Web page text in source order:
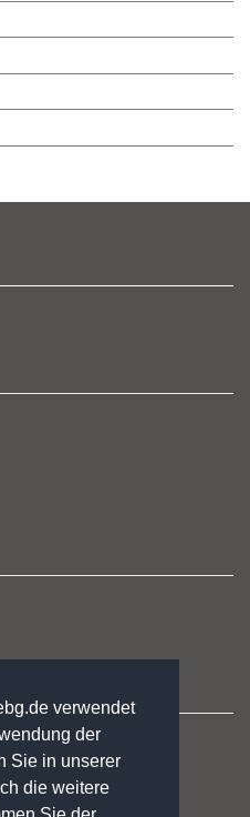
verwendet
der
Sie in unserer
die weitere